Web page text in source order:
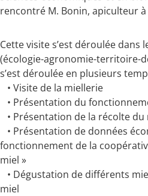
rencontré M. Bonin, apiculteur
Cette visite s’est déroulée dans
(écologie-agronomie-territoire-
s’est déroulée en plusieurs
• Visite de la miellerie
• Présentation du
• Présentation de la récolte du
• Présentation de données
fonctionnement de la
miel »
• Dégustation de différents
miel